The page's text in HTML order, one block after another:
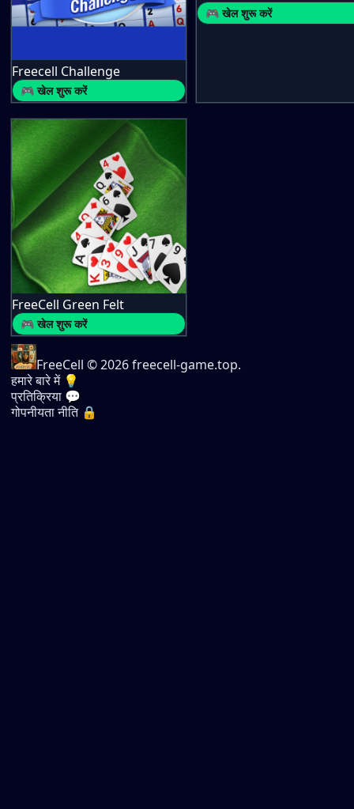
Freecell Challenge
🎮 खेल शुरू करें
🎮 खेल शुरू करें
FreeCell Green Felt
🎮 खेल शुरू करें
FreeCell © 2026 freecell-game.top.
हमारे बारे में 💡
प्रतिक्रिया 💬
गोपनीयता नीति 🔒